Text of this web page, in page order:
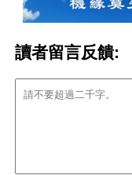
讀者留言反饋: